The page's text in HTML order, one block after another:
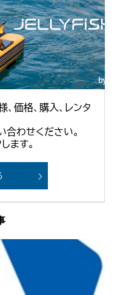
価格、購入、レンタ
わせください。
ます。